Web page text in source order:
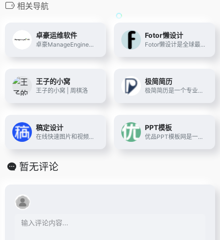
相关导航
卓豪运维软件
卓豪ManageEngine拥有全面的网络运维管理解决方案，已获Pink Elephant认证及入围
Fotor懒设计
Fotor懒设计是全球最受欢迎的在线图片制作神器、平面设计工具和在线平面设计软件之一,提供海量海报,PPT,邀请函,banner,名片,logo等免费设计素材和模板,可在线一键稿定设计印刷,并能在线图片编辑、照片编辑。
王子的小窝
王子的小窝 | 周棋洛
极简简历
极简简历是一个专业免费的个人简历制作平台，拥有专业简历模板，为求职者提供专业极致简约的简历模板，三分钟制作一份简历，可随时随地将在线制作的简历下载为图片、PDF、Word格式文件。拥有优质海量简历模板、简历封面、英文简历、简历表格。
稿定设计
在线快速图片和视频编辑,不会PS也能搞定设计。海报、简历、PPT、公众号配图、电商等海量模板快速出图。三秒抠图实用便捷,抖音快手热门视频轻松搞定。海量正版授权资源,商用无忧。
PPT模板
优品PPT模板网是一家专注于分享高质量的免费PPT模板下载网站，包括图表、背景图片、素材、教程等各类PPT模板相关资源。致力于打造国内最大最权威的PPT下载一站式服务平台。
暂无评论